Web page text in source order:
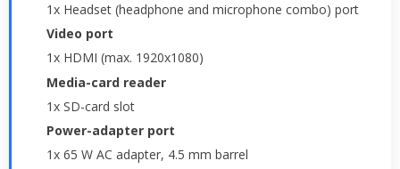
1x Headset (headphone and microphone combo) port
Video port
1x HDMI (max. 1920x1080)
Media-card reader
1x SD-card slot
Power-adapter port
1x 65 W AC adapter, 4.5 mm barrel